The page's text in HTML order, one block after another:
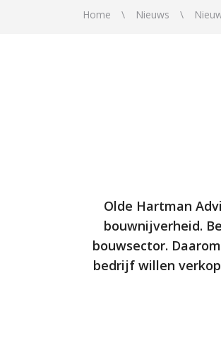
Home Nieuws
Olde Hartman
bouwnijverheid.
bouwsector.
bedrijf willen